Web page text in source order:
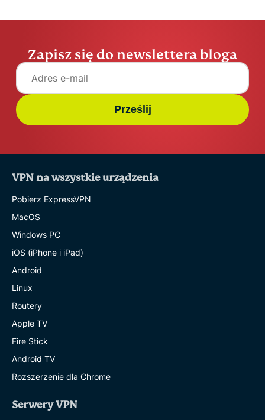
Zapisz się do newslettera bloga
Prześlij
VPN na wszystkie urządzenia
Pobierz ExpressVPN
MacOS
Windows PC
iOS (iPhone i iPad)
Android
Linux
Routery
Apple TV
Fire Stick
Android TV
Rozszerzenie dla Chrome
Serwery VPN